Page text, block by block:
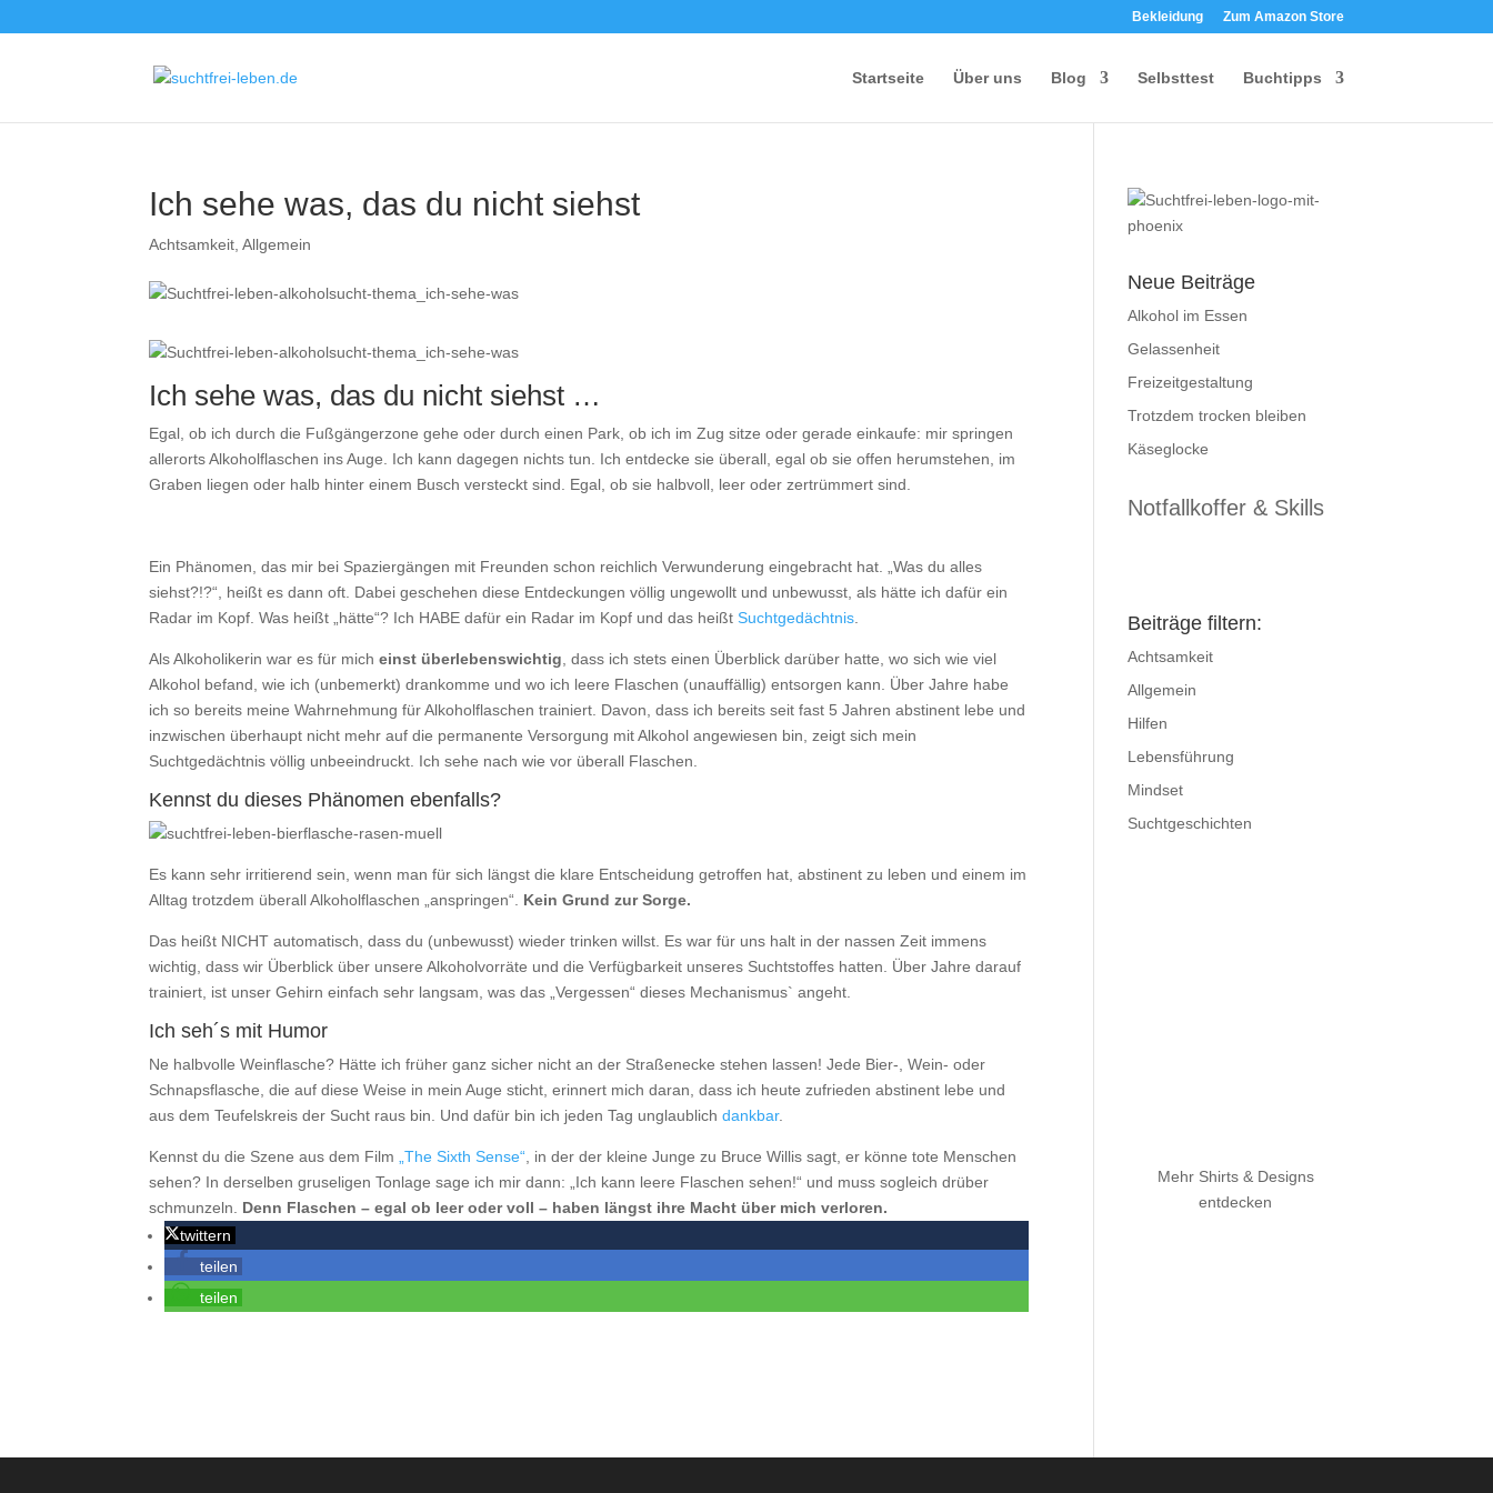
Bekleidung Zum Amazon Store
Startseite Über uns Blog Selbsttest Buchtipps
Ich sehe was, das du nicht siehst
Achtsamkeit ,Allgemein
Ich sehe was, das du nicht siehst …
Egal, ob ich durch die Fußgängerzone gehe oder durch einen Park, ob ich im Zug sitze oder gerade einkaufe: mir springen
allerorts Alkoholflaschen ins Auge. Ich kann dagegen nichts tun. Ich entdecke sie überall, egal ob sie offen herumstehen, im
Graben liegen oder halb hinter einem Busch versteckt sind. Egal, ob sie halbvoll, leer oder zertrümmert sind.
Ein Phänomen, das mir bei Spaziergängen mit Freunden schon reichlich Verwunderung eingebracht hat. „Was du alles
siehst?!?“, heißt es dann oft. Dabei geschehen diese Entdeckungen völlig ungewollt und unbewusst, als hätte ich dafür ein
Radar im Kopf. Was heißt „hätte“? Ich HABE dafür ein Radar im Kopf und das heißtSuchtgedächtnis
Als Alkoholikerin war es für micheinst überlebenswichtig , dass ich stets einen Überblick darüber hatte, wo sich wie viel
Alkohol befand, wie ich (unbemerkt) drankomme und wo ich leere Flaschen (unauffällig) entsorgen kann. Über Jahre habe
ich so bereits meine Wahrnehmung für Alkoholflaschen trainiert. Davon, dass ich bereits seit fast 5 Jahren abstinent lebe und
inzwischen überhaupt nicht mehr auf die permanente Versorgung mit Alkohol angewiesen bin, zeigt sich mein
Suchtgedächtnis völlig unbeeindruckt. Ich sehe nach wie vor überall Flaschen.
Kennst du dieses Phänomen ebenfalls?
Es kann sehr irritierend sein, wenn man für sich längst die klare Entscheidung getroffen hat, abstinent zu leben und einem im
Alltag trotzdem überall Alkoholflaschen „anspringen“. Kein Grund zur Sorge.
Das heißt NICHT automatisch, dass du (unbewusst) wieder trinken willst. Es war für uns halt in der nassen Zeit immens
wichtig, dass wir Überblick über unsere Alkoholvorräte und die Verfügbarkeit unseres Suchtstoffes hatten. Über Jahre darauf
trainiert, ist unser Gehirn einfach sehr langsam, was das „Vergessen“ dieses Mechanismus` angeht.
Ich seh´s mit Humor
Ne halbvolle Weinflasche? Hätte ich früher ganz sicher nicht an der Straßenecke stehen lassen! Jede Bier-, Wein- oder
Schnapsflasche, die auf diese Weise in mein Auge sticht, erinnert mich daran, dass ich heute zufrieden abstinent lebe und
aus dem Teufelskreis der Sucht raus bin. Und dafür bin ich jeden Tag unglaublichdankbar.
Kennst du die Szene aus dem Film „The Sixth Sense“ , in der der kleine Junge zu Bruce Willis sagt, er könne tote Menschen
sehen? In derselben gruseligen Tonlage sage ich mir dann: „Ich kann leere Flaschen sehen!“ und muss sogleich drüber
schmunzeln. Denn Flaschen – egal ob leer oder voll – haben längst ihre Macht über mich verloren.
twittern
teilen
teilen
Neue Beiträge
Alkohol im Essen
Gelassenheit
Freizeitgestaltung
Trotzdem trocken bleiben
Käseglocke
Notfallkoffer & Skills
Beiträge filtern:
Achtsamkeit
Allgemein
Hilfen
Lebensführung
Mindset
Suchtgeschichten
Mehr Shirts & Designs
entdecken